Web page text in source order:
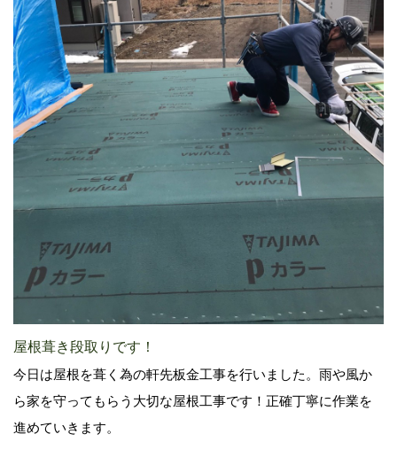
屋根葺き段取りです！
今日は屋根を葺く為の軒先板金工事を行いました。雨や風か
ら家を守ってもらう大切な屋根工事です！正確丁寧に作業を
進めていきます。